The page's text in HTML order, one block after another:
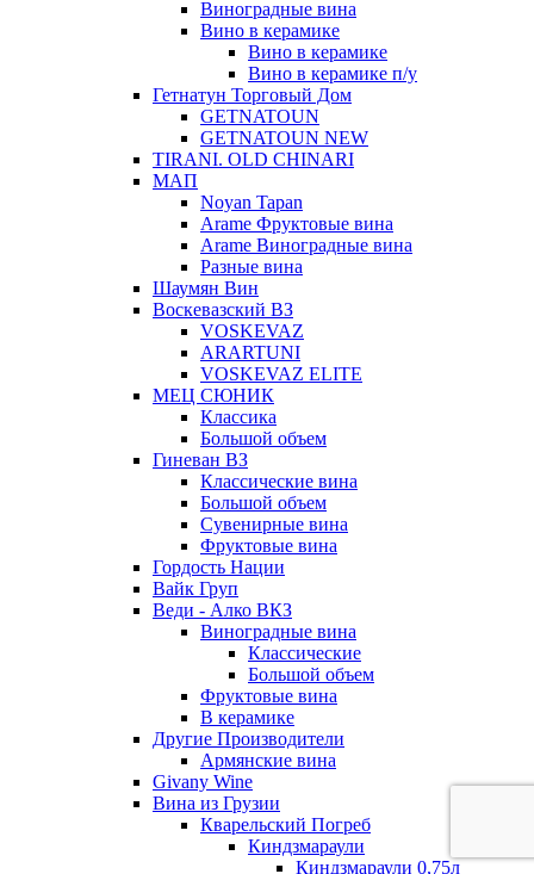
Виноградные вина
Вино в керамике
Вино в керамике
Вино в керамике п/у
Гетнатун Торговый Дом
GETNATOUN
GETNATOUN NEW
TIRANI. OLD CHINARI
МАП
Noyan Tapan
Arame Фруктовые вина
Arame Виноградные вина
Разные вина
Шаумян Вин
Воскевазский ВЗ
VOSKEVAZ
ARARTUNI
VOSKEVAZ ELITE
МЕЦ СЮНИК
Классика
Большой объем
Гиневан ВЗ
Классические вина
Большой объем
Сувенирные вина
Фруктовые вина
Гордость Нации
Вайк Груп
Веди - Алко ВКЗ
Виноградные вина
Классические
Большой объем
Фруктовые вина
В керамике
Другие Производители
Армянские вина
Givany Wine
Вина из Грузии
Кварельский Погреб
Киндзмараули
Киндзмараули 0,75л